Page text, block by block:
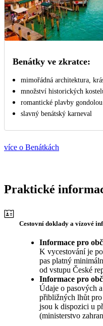
Benátky ve zkratce:
mimořádná architektura,
množství historických
romantické plavby gondolou
slavný benátský karneval
více o Benátkách
Praktické
Cestovní doklady a vízové
Informace pro
K vycestování je
pas platný
od vstupu České
Informace pro
Údaje o pasových
přibližných lhůt
jsou k dispozici u
(ministerstvo